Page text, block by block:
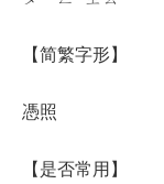
【简繁字形】
憑照
【是否常用】